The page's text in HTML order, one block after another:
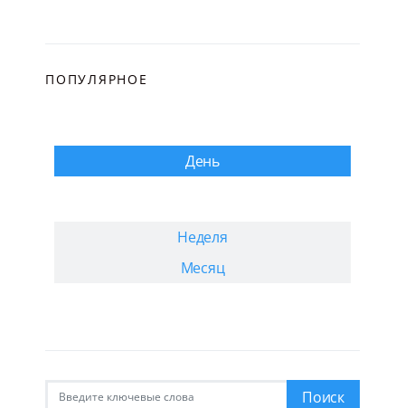
ПОПУЛЯРНОЕ
День
Неделя
Месяц
Поиск